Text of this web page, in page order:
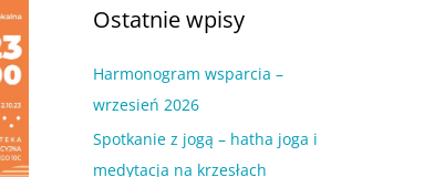
a
d
l
a
:
Ostatnie wpisy
Harmonogram wsparcia –
wrzesień 2026
Spotkanie z jogą – hatha joga i
medytacja na krzesłach
u